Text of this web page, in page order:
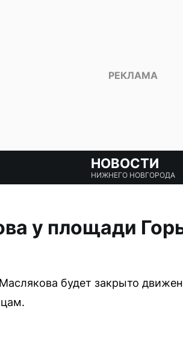
НОВОСТИ
НИЖНЕГО НОВГОРОДА
у площади
будет закрыто